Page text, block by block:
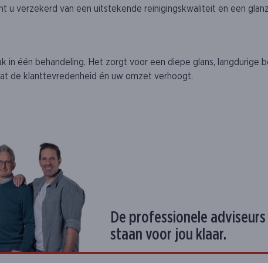
u verzekerd van een uitstekende reinigingskwaliteit en een
in één behandeling. Het zorgt voor een diepe glans, langdurige
de klanttevredenheid én uw omzet verhoogt.
De professionele
staan voor jou klaar.